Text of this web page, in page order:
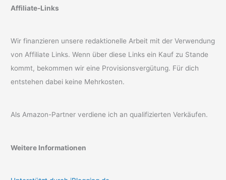
Affiliate-Links
Wir finanzieren unsere redaktionelle Arbeit mit der Verwendung
von Affiliate Links. Wenn über diese Links ein Kauf zu Stande
kommt, bekommen wir eine Provisionsvergütung. Für dich
entstehen dabei keine Mehrkosten.
Als Amazon-Partner verdiene ich an qualifizierten Verkäufen.
Weitere Informationen